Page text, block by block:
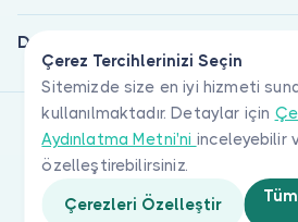
Çerez Tercihlerinizi Seçin
Sitemizde size en iyi hizmeti
kullanılmaktadır. Detaylar için
Aydınlatma Metni'ni inceleyebilir
özelleştirebilirsiniz.
Çerezleri Özelleştir
Doktorlar için